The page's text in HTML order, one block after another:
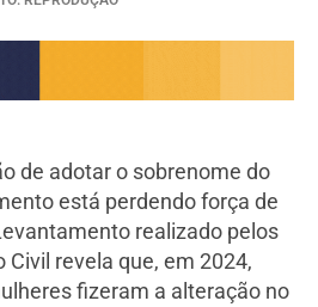
de adotar o sobrenome do
está perdendo força de
realizado pelos
Civil revela que, em 2024,
fizeram a alteração no